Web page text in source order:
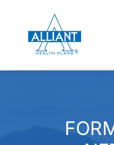
Contenido